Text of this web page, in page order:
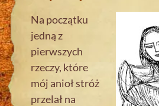
Na początku
jedną z
pierwszych
rzeczy, które
mój anioł stróż
przelał na